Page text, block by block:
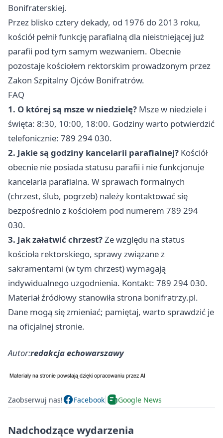
Bonifraterskiej.
Przez blisko cztery dekady, od 1976 do 2013 roku,
kościół pełnił funkcję parafialną dla nieistniejącej już
parafii pod tym samym wezwaniem. Obecnie
pozostaje kościołem rektorskim prowadzonym przez
Zakon Szpitalny Ojców Bonifratrów.
FAQ
1. O której są msze w niedzielę? Msze w niedziele i
święta: 8:30, 10:00, 18:00. Godziny warto potwierdzić
telefonicznie: 789 294 030.
2. Jakie są godziny kancelarii parafialnej? Kościół
obecnie nie posiada statusu parafii i nie funkcjonuje
kancelaria parafialna. W sprawach formalnych
(chrzest, ślub, pogrzeb) należy kontaktować się
bezpośrednio z kościołem pod numerem 789 294
030.
3. Jak załatwić chrzest?Ze względu na status
kościoła rektorskiego, sprawy związane z
sakramentami (w tym chrzest) wymagają
indywidualnego uzgodnienia. Kontakt: 789 294 030.
Materiał źródłowy stanowiła strona bonifratrzy.pl.
Dane mogą się zmieniać; pamiętaj, warto sprawdzić je
na oficjalnej stronie.
Autor:redakcja echowarszawy
Zaobserwuj nas! Facebook Google News
Nadchodzące wydarzenia